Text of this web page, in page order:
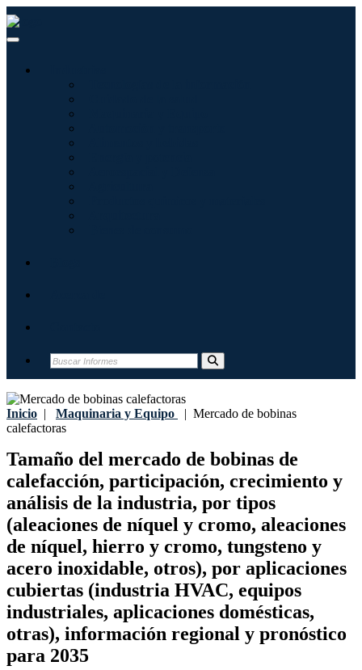
Inicio | Maquinaria y Equipo | Mercado de bobinas
calefactoras
Tamaño del mercado de bobinas de
calefacción, participación, crecimiento y
análisis de la industria, por tipos
(aleaciones de níquel y cromo, aleaciones
de níquel, hierro y cromo, tungsteno y
acero inoxidable, otros), por aplicaciones
cubiertas (industria HVAC, equipos
industriales, aplicaciones domésticas,
otras), información regional y pronóstico
para 2035